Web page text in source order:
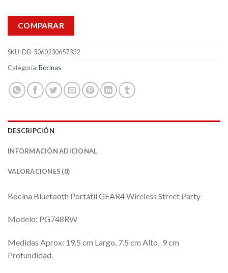
COMPARAR
SKU:DB-5060230657332
Categoría:Bocinas
DESCRIPCIÓN
INFORMACIÓN ADICIONAL
VALORACIONES (0)
Bocina Bluetooth Portátil GEAR4 Wireless Street Party
Modelo: PG748RW
Medidas Aprox: 19.5 cm Largo, 7.5 cm Alto, 9 cm
Profundidad.